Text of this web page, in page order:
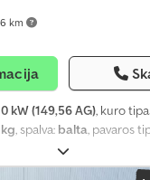
km
kW (149,56 AG), kuro
, spalva: balta, pavaros
užraktas, elektroninė
suodžių filtras,